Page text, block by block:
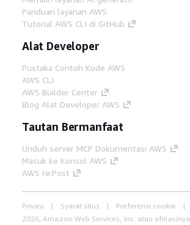
Panduan layanan AWS
Tutorial AWS CLI di GitHub
Alat Developer
Pustaka Contoh Kode AWS
AWS CLI
AWS Builder Center
Blog Alat Developer AWS
Tautan Bermanfaat
Unduh server MCP Dokumentasi AWS
Masuk ke Konsol AWS
AWS re:Post
Privasi Syarat situs Preferensi cookie
2026, Amazon Web Services, Inc. atau afiliasinya.